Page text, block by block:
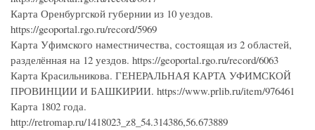
Карта Оренбургской губернии из 10 уездов.
https://geoportal.rgo.ru/record/5969
Карта Уфимского наместничества, состоящая из 2 областей,
разделённая на 12 уездов. https://geoportal.rgo.ru/record/6063
Карта Красильникова. ГЕНЕРАЛЬНАЯ КАРТА УФИМСКОЙ
ПРОВИНЦИИ И БАШКИРИИ. https://www.prlib.ru/item/976461
Карта 1802 года.
http://retromap.ru/1418023_z8_54.314386,56.673889